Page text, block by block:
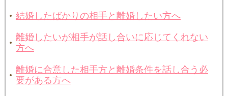
結婚したばかりの相手と離婚したい方へ
離婚したいが相手が話し合いに応じてくれない
方へ
離婚に合意した相手方と離婚条件を話し合う必
要がある方へ